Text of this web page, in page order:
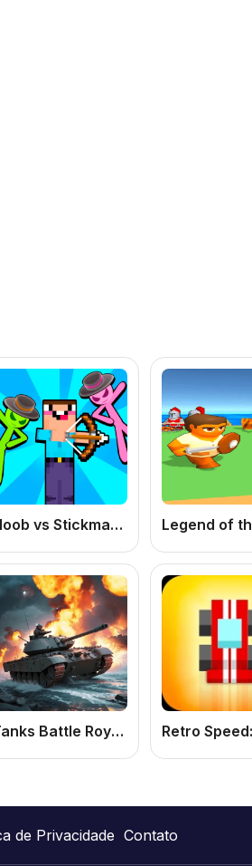
Noob vs Stickman Zombies
Tanks Battle Royale
de Privacidade Contato